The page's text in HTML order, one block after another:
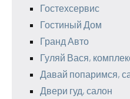
Гостехсервис
Гостиный Дом
Гранд Авто
Гуляй Вася,
Давай попаримся,
Двери гуд, салон